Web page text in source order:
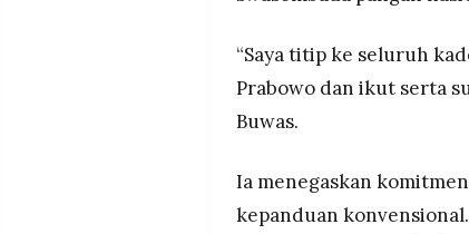
“Saya titip ke seluruh
Prabowo dan ikut serta
Buwas.
Ia menegaskan
kepanduan